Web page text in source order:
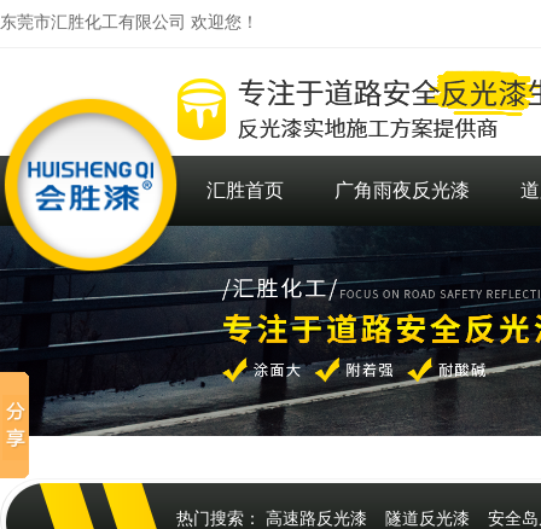
东莞市汇胜化工有限公司 欢迎您！
汇胜首页 广角雨夜反光漆
热门搜索： 高速路反光漆 隧道反光漆 安全